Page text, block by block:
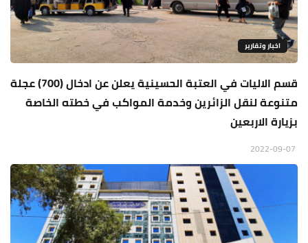
اخبار وتقارير
قسم الاليات في العتبة الحسينية يعلن عن ادخال (700) عجلة
متنوعة لنقل الزائرين وخدمة المواكب في خطته الخاصة
بزيارة الاربعين